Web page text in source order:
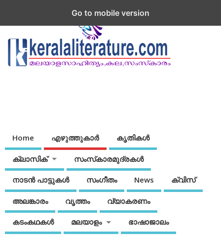
Home എഴുത്തുകാര്‍ കൃതികൾ
ക്ലാസിക് സംസ്‌കാരമുദ്രകള്‍
നാടന്‍ പാട്ടുകള്‍ സംഗീതം News ക്വിസ്
അലങ്കാരം വൃത്തം വ്യാകരണം
കടംകഥകള്‍ മലയാളം ഭാഷാജാലം
Go to mobile version